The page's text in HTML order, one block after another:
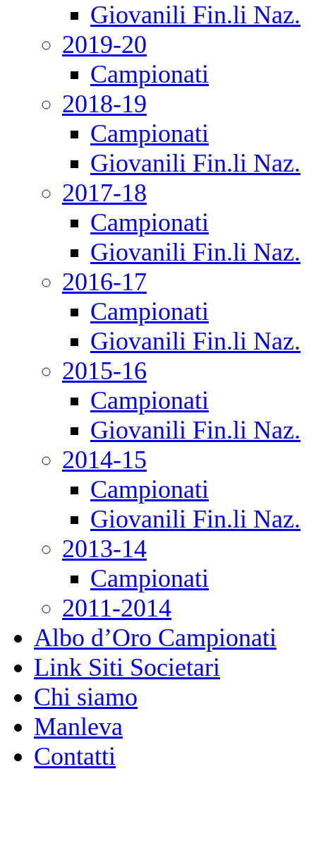
Giovanili Fin.li Naz.
2019-20
Campionati
2018-19
Campionati
Giovanili Fin.li Naz.
2017-18
Campionati
Giovanili Fin.li Naz.
2016-17
Campionati
Giovanili Fin.li Naz.
2015-16
Campionati
Giovanili Fin.li Naz.
2014-15
Campionati
Giovanili Fin.li Naz.
2013-14
Campionati
2011-2014
Albo d’Oro Campionati
Link Siti Societari
Chi siamo
Manleva
Contatti